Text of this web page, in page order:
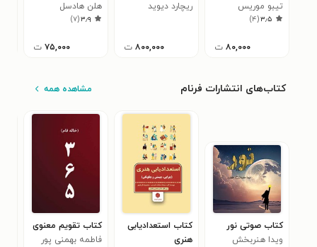
تیبو موریس
۳٫۵(۴)
۸۰,۰۰۰ ت
ریچارد دیوید
۸۰۰,۰۰۰ ت
جایزه برنده شد
هلن هادسل
۳٫۹(۷)
۷۵,۰۰۰ ت
کتاب‌های انتشارات فرنام مشاهده همه
کتاب صوتی نور
ویدا هنربخش
کتاب استعدادیابی
هنری
کتاب تقویم معنوی
فاطمه بهمنی پور